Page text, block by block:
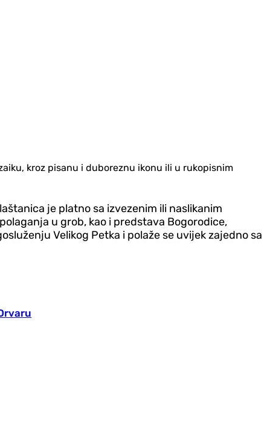
kroz pisanu i duboreznu ikonu ili u rukopisnim
je platno sa izvezenim ili naslikanim
u grob, kao i predstava Bogorodice,
Velikog Petka i polaže se uvijek zajedno sa